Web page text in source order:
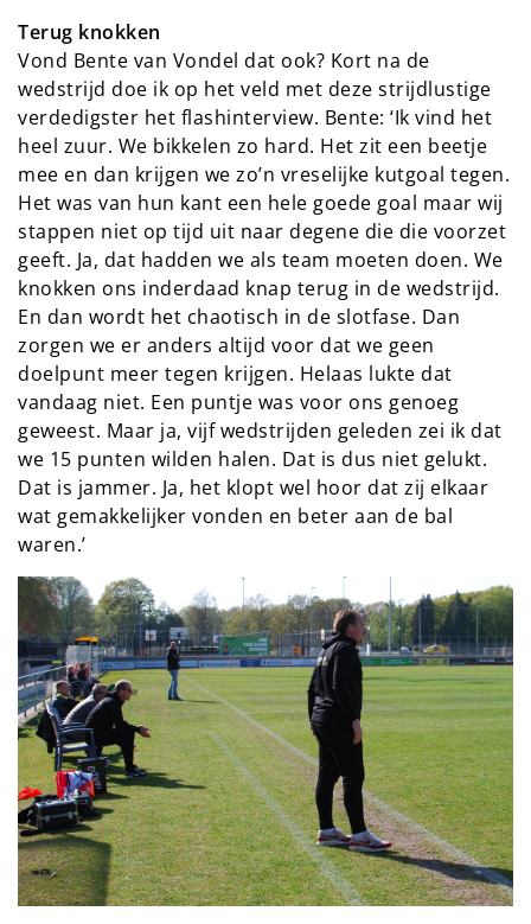
Terug knokken
Vond Bente van Vondel dat ook? Kort na de
wedstrijd doe ik op het veld met deze strijdlustige
verdedigster het flashinterview. Bente: ‘Ik vind het
heel zuur. We bikkelen zo hard. Het zit een beetje
mee en dan krijgen we zo’n vreselijke kutgoal tegen.
Het was van hun kant een hele goede goal maar wij
stappen niet op tijd uit naar degene die die voorzet
geeft. Ja, dat hadden we als team moeten doen. We
knokken ons inderdaad knap terug in de wedstrijd.
En dan wordt het chaotisch in de slotfase. Dan
zorgen we er anders altijd voor dat we geen
doelpunt meer tegen krijgen. Helaas lukte dat
vandaag niet. Een puntje was voor ons genoeg
geweest. Maar ja, vijf wedstrijden geleden zei ik dat
we 15 punten wilden halen. Dat is dus niet gelukt.
Dat is jammer. Ja, het klopt wel hoor dat zij elkaar
wat gemakkelijker vonden en beter aan de bal
waren.’